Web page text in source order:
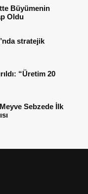
Büyümenin
Oldu
stratejik
“Üretim 20
Sebzede İlk